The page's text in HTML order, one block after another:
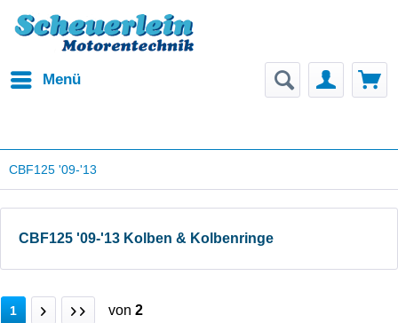
Menü
CBF125 '09-'13
CBF125 '09-'13 Kolben & Kolbenringe
1 von 2